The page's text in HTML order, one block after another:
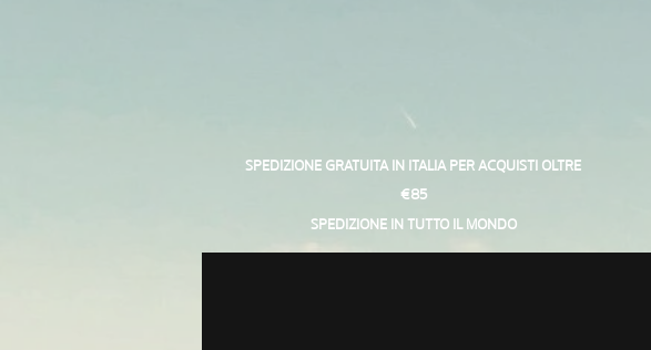
SPEDIZIONE GRATUITA IN ITALIA PER ACQUISTI OLTRE
€85
SPEDIZIONE IN TUTTO IL MONDO